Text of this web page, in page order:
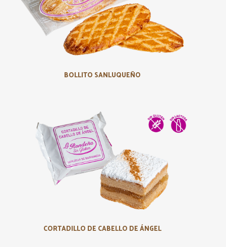
BOLLITO SANLUQUEÑO
CORTADILLO DE CABELLO DE ÁNGEL